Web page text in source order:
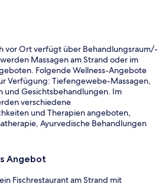
vor Ort verfügt über Behandlungsraum/-
Massagen am Strand oder im
Folgende Wellness-Angebote
Verfügung: Tiefengewebe-Massagen,
und Gesichtsbehandlungen. Im
verschiedene
und Therapien angeboten,
Ayurvedische Behandlungen
Angebot
Fischrestaurant am Strand mit